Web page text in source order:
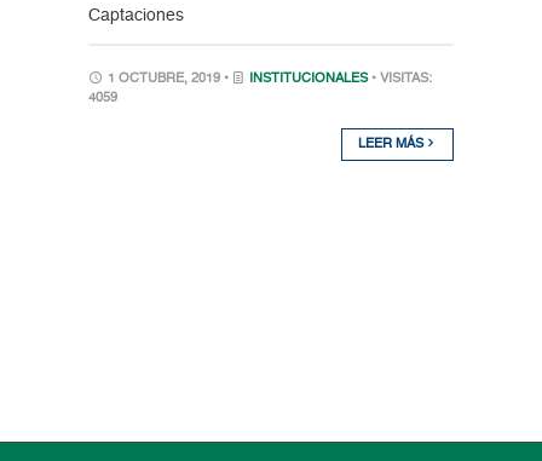
Captaciones
1 OCTUBRE, 2019 • INSTITUCIONALES • VISITAS:
4059
LEER MÁS